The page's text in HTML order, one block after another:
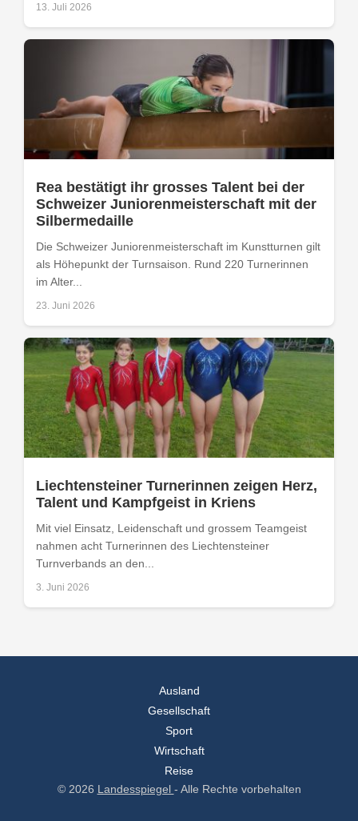
13. Juli 2026
Rea bestätigt ihr grosses Talent bei der
Schweizer Juniorenmeisterschaft mit der
Silbermedaille
Die Schweizer Juniorenmeisterschaft im Kunstturnen gilt
als Höhepunkt der Turnsaison. Rund 220 Turnerinnen
im Alter...
23. Juni 2026
Liechtensteiner Turnerinnen zeigen Herz,
Talent und Kampfgeist in Kriens
Mit viel Einsatz, Leidenschaft und grossem Teamgeist
nahmen acht Turnerinnen des Liechtensteiner
Turnverbands an den...
3. Juni 2026
Ausland
Gesellschaft
Sport
Wirtschaft
Reise
© 2026 Landesspiegel - Alle Rechte vorbehalten